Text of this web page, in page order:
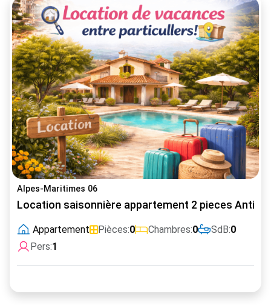
Alpes-Maritimes 06
Location saisonnière appartement 2 pieces
Appartement Pièces:0 Chambres:0 SdB:0
Pers:1